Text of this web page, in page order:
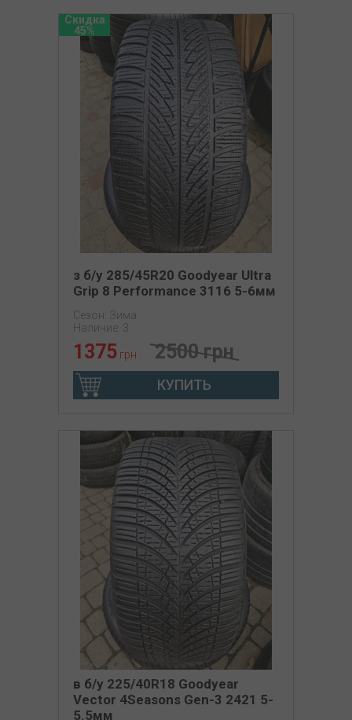
Скидка
45%
з б/у 285/45R20 Goodyear Ultra
Grip 8 Performance 3116 5-6мм
Сезон: Зима
Наличие: 3
1375 грн 2500 грн
КУПИТЬ
в б/у 225/40R18 Goodyear
Vector 4Seasons Gen-3 2421 5-
5.5мм